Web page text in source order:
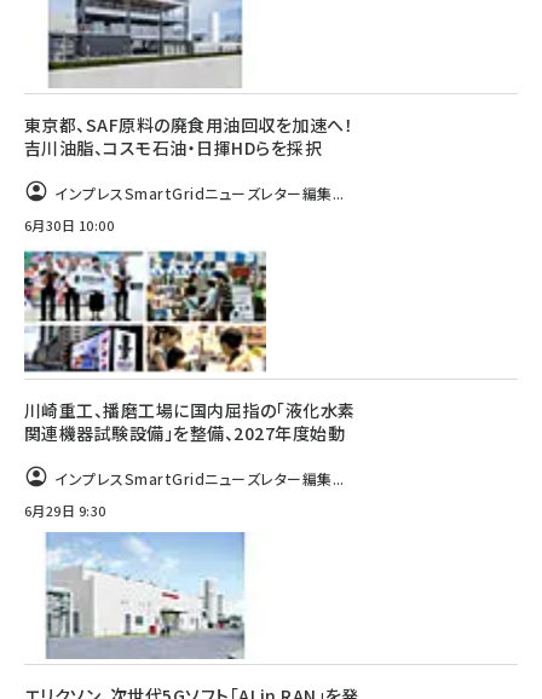
東京都、SAF原料の廃食用油回収を加速へ！
吉川油脂、コスモ石油・日揮HDらを採択
インプレスSmartGridニューズレター編集...
6月30日 10:00
川崎重工、播磨工場に国内屈指の「液化水素
関連機器試験設備」を整備、2027年度始動
インプレスSmartGridニューズレター編集...
6月29日 9:30